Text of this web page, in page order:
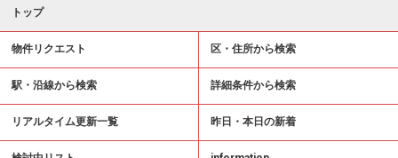
トップ
物件リクエスト 区・住所から検索
駅・沿線から検索 詳細条件から検索
リアルタイム更新一覧 昨日・本日の新着